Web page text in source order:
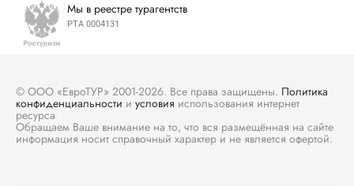
Мы в реестре турагентств
РТА 0004131
© ООО «ЕвроТУР» 2001-2026. Все права защищены. Политика
конфиденциальности и условия использования интернет
ресурса
Обращаем Ваше внимание на то, что вся размещённая на сайте
информация носит справочный характер и не является офертой.